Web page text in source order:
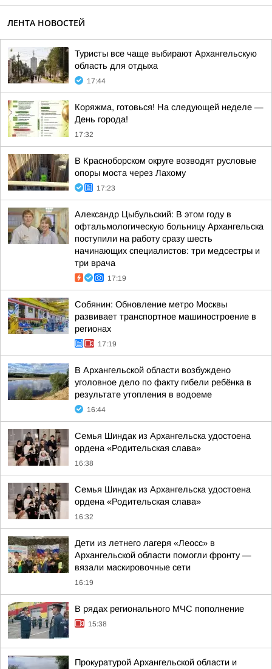
ЛЕНТА НОВОСТЕЙ
Туристы все чаще выбирают Архангельскую
область для отдыха
17:44
Коряжма, готовься! На следующей неделе —
День города!
17:32
В Красноборском округе возводят русловые
опоры моста через Лахому
17:23
Александр Цыбульский: В этом году в
офтальмологическую больницу Архангельска
поступили на работу сразу шесть
начинающих специалистов: три медсестры и
три врача
17:19
Собянин: Обновление метро Москвы
развивает транспортное машиностроение в
регионах
17:19
В Архангельской области возбуждено
уголовное дело по факту гибели ребёнка в
результате утопления в водоеме
16:44
Семья Шиндак из Архангельска удостоена
ордена «Родительская слава»
16:38
Семья Шиндак из Архангельска удостоена
ордена «Родительская слава»
16:32
Дети из летнего лагеря «Леосс» в
Архангельской области помогли фронту —
вязали маскировочные сети
16:19
В рядах регионального МЧС пополнение
15:38
Прокуратурой Архангельской области и